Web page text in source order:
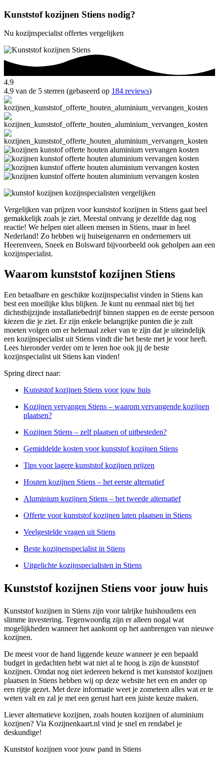
Kunststof kozijnen Stiens nodig?
Nu kozijnspecialist offertes vergelijken
4.9
4.9 van de 5 sterren (gebaseerd op 184 reviews)
Vergelijken van prijzen voor kunststof kozijnen in Stiens gaat heel
gemakkelijk zoals je ziet. Meestal ontvang je dezelfde dag nog
reactie! We helpen niet alleen mensen in Stiens, maar in heel
Nederland! Zo hebben wij huiseigenaren en ondernemers uit
Heerenveen, Sneek en Bolsward bijvoorbeeld ook geholpen aan een
kozijnspecialist.
Waarom kunststof kozijnen Stiens
Een betaalbare en geschikte kozijnspecialist vinden in Stiens kan
best een moeilijke klus blijken. Je kunt nu eenmaal niet bij het
dichtstbijzijnde installatiebedrijf binnen stappen en de eerste persoon
kiezen die je ziet. Er zijn enkele belangrijke punten die je zult
moeten volgen om er helemaal zeker van te zijn dat je uiteindelijk
een kozijnspecialist uit Stiens vindt die het beste met je voor heeft.
Lees hieronder verder om te leren hoe ook jij de beste
kozijnspecialist uit Stiens kan vinden!
Spring direct naar:
Kunststof kozijnen Stiens voor jouw huis
Kozijnen vervangen Stiens – waarom vervangende kozijnen
plaatsen?
Kozijnen Stiens – zelf plaatsen of uitbesteden?
Gemiddelde kosten voor kunststof kozijnen Stiens
Tips voor lagere kunststof kozijnen prijzen
Houten kozijnen Stiens – het eerste alternatief
Aluminium kozijnen Stiens – het tweede alternatief
Offerte voor kunststof kozijnen laten plaatsen in Stiens
Veelgestelde vragen uit Stiens
Beste kozijnenspecialist in Stiens
Uitgelichte kozijnspecialisten in Stiens
Kunststof kozijnen Stiens voor jouw huis
Kunststof kozijnen in Stiens zijn voor talrijke huishoudens een
slimme investering. Tegenwoordig zijn er alleen nogal wat
mogelijkheden wanneer het aankomt op het aanbrengen van nieuwe
kozijnen.
De meest voor de hand liggende keuze wanneer je een bepaald
budget in gedachten hebt wat niet al te hoog is zijn de kunststof
kozijnen. Omdat nog niet iedereen bekend is met kunststof kozijnen
plaatsen in Stiens hebben wij op deze website het een en ander op
een rijtje gezet. Met deze informatie weet je zometeen alles wat er te
weten valt en zal je met een gerust hart een juiste keuze maken.
Liever alternatieve kozijnen, zoals houten kozijnen of aluminium
kozijnen? Via Kozijnenkaart.nl vind je snel en rendabel je
deskundige!
Kunststof kozijnen voor jouw pand in Stiens